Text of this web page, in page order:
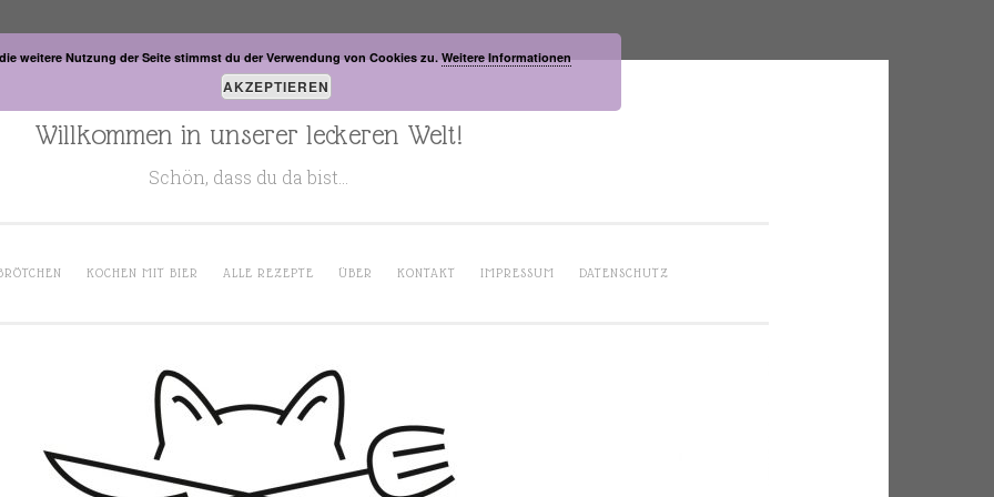
Willkommen in unserer leckeren Welt!
Schön, dass du da bist…
KOCHEN MIT BIER ALLE REZEPTE ÜBER KONTAKT IMPRESSUM DATENSCHUTZ
weitere Nutzung der Seite stimmst du der Verwendung von Cookies zu. Weitere Informationen
AKZEPTIEREN